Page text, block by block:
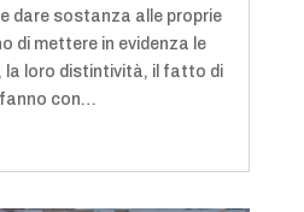
dare sostanza alle proprie
di mettere in evidenza le
la loro distintività, il fatto di
fanno con…